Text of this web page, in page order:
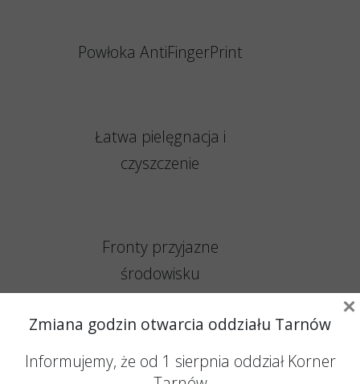
Powłoka AntiFingerPrint
Łatwa pielęgnacja i
czyszczenie
Fronty przyjazne
środowisku
Menedżer Produktu
Justyna Kotlińska
Zmiana godzin otwarcia oddziału Tarnów
Informujemy, że od 1 sierpnia oddział Korner
×